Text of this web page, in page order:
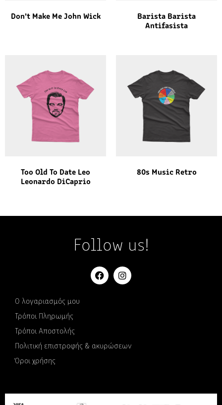
Don’t Make Me John Wick
Barista Barista
Antifasista
Too Old To Date Leo
Leonardo DiCaprio
80s Music Retro
Follow us!
Ο λογαριασμός μου
Τρόποι Πληρωμής
Τρόποι Αποστολής
Πολιτική επιστροφής & ακυρώσεων
Όροι χρήσης